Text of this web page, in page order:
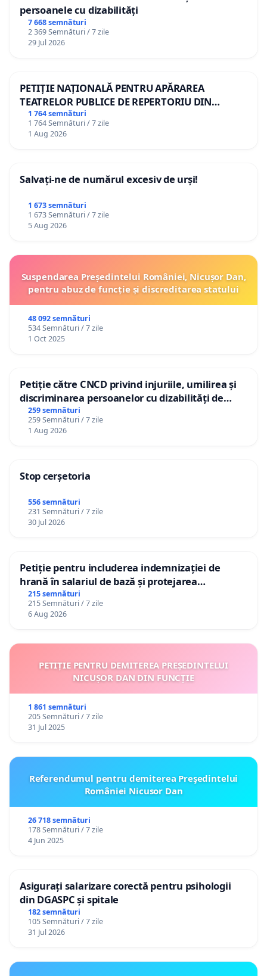
persoanele cu dizabilități
7 668 semnături
2 369 Semnături / 7 zile
29 Jul 2026
PETIȚIE NAȚIONALĂ PENTRU APĂRAREA
TEATRELOR PUBLICE DE REPERTORIU DIN
ROMÂNIA
1 764 semnături
1 764 Semnături / 7 zile
1 Aug 2026
Salvați-ne de numărul excesiv de urși!
1 673 semnături
1 673 Semnături / 7 zile
5 Aug 2026
Suspendarea Președintelui României, Nicușor Dan,
pentru abuz de funcție și discreditarea statului
48 092 semnături
534 Semnături / 7 zile
1 Oct 2025
Petiție către CNCD privind injuriile, umilirea și
discriminarea persoanelor cu dizabilități de
către utilizatorul TikTok „Gorici”
259 semnături
259 Semnături / 7 zile
1 Aug 2026
Stop cerșetoria
556 semnături
231 Semnături / 7 zile
30 Jul 2026
Petiție pentru includerea indemnizației de
hrană în salariul de bază și protejarea
gradațiilor de vechime pentru asistenții
personali
215 semnături
215 Semnături / 7 zile
6 Aug 2026
PETIȚIE PENTRU DEMITEREA PREȘEDINTELUI
NICUȘOR DAN DIN FUNCȚIE
1 861 semnături
205 Semnături / 7 zile
31 Jul 2025
Referendumul pentru demiterea Preşedintelui
României Nicusor Dan
26 718 semnături
178 Semnături / 7 zile
4 Jun 2025
Asigurați salarizare corectă pentru psihologii
din DGASPC și spitale
182 semnături
105 Semnături / 7 zile
31 Jul 2026